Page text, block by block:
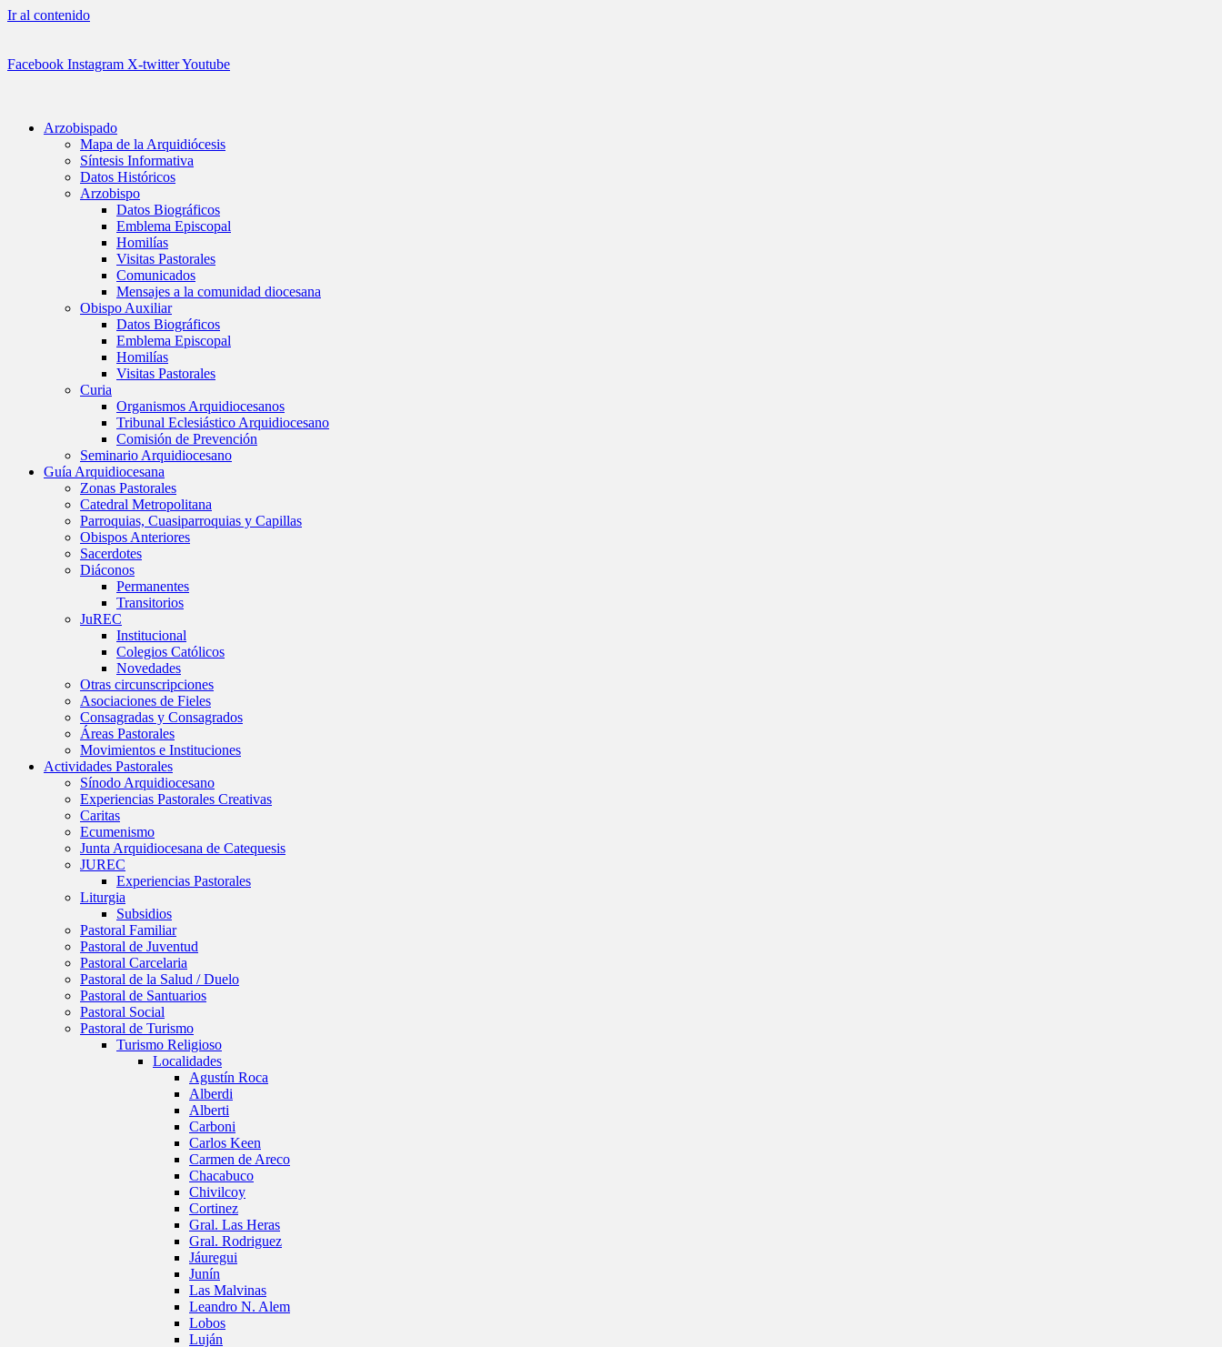
Ir al contenido
Facebook Instagram X-twitterYoutube
Arzobispado
Mapa de la Arquidiócesis
Síntesis Informativa
Datos Históricos
Arzobispo
Datos Biográficos
Emblema Episcopal
Homilías
Visitas Pastorales
Comunicados
Mensajes a la comunidad diocesana
Obispo Auxiliar
Datos Biográficos
Emblema Episcopal
Homilías
Visitas Pastorales
Curia
Organismos Arquidiocesanos
Tribunal Eclesiástico Arquidiocesano
Comisión de Prevención
Seminario Arquidiocesano
Guía Arquidiocesana
Zonas Pastorales
Catedral Metropolitana
Parroquias, Cuasiparroquias y Capillas
Obispos Anteriores
Sacerdotes
Diáconos
Permanentes
Transitorios
JuREC
Institucional
Colegios Católicos
Novedades
Otras circunscripciones
Asociaciones de Fieles
Consagradas y Consagrados
Áreas Pastorales
Movimientos e Instituciones
Actividades Pastorales
Sínodo Arquidiocesano
Experiencias Pastorales Creativas
Caritas
Ecumenismo
Junta Arquidiocesana de Catequesis
JUREC
Experiencias Pastorales
Liturgia
Subsidios
Pastoral Familiar
Pastoral de Juventud
Pastoral Carcelaria
Pastoral de la Salud / Duelo
Pastoral de Santuarios
Pastoral Social
Pastoral de Turismo
Turismo Religioso
Localidades
Agustín Roca
Alberdi
Alberti
Carboni
Carlos Keen
Carmen de Areco
Chacabuco
Chivilcoy
Cortinez
Gral. Las Heras
Gral. Rodriguez
Jáuregui
Junín
Las Malvinas
Leandro N. Alem
Lobos
Luján